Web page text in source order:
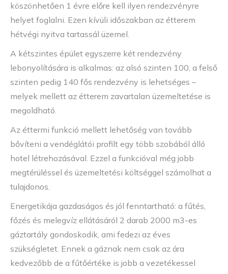
köszönhetően 1 évre előre kell ilyen rendezvényre
helyet foglalni. Ezen kívüli időszakban az étterem
hétvégi nyitva tartassál üzemel.
A kétszintes épület egyszerre két rendezvény
lebonyolítására is alkalmas: az alsó szinten 100, a felső
szinten pedig 140 fős rendezvény is lehetséges –
melyek mellett az étterem zavartalan üzemeltetése is
megoldható.
Az éttermi funkció mellett lehetőség van tovább
bővíteni a vendéglátói profilt egy több szobából álló
hotel létrehozásával. Ezzel a funkcióval még jobb
megtérüléssel és üzemeltetési költséggel számolhat a
tulajdonos.
Energetikája gazdaságos és jól fenntartható: a fűtés,
főzés és melegvíz ellátásáról 2 darab 2000 m3-es
gáztartály gondoskodik, ami fedezi az éves
szükségletet. Ennek a gáznak nem csak az ára
kedvezőbb de a fűtőértéke is jobb a vezetékessel